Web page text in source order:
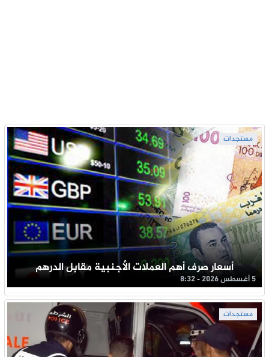
مستجدات
أسعار صرف أهم العملات الأجنبية مقابل الدرهم
5 أغسطس 2026 - 8:32
مستجدات